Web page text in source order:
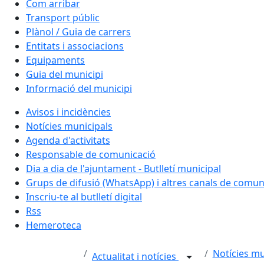
Com arribar
Transport públic
Plànol / Guia de carrers
Entitats i associacions
Equipaments
Guia del municipi
Informació del municipi
Avisos i incidències
Notícies municipals
Agenda d'activitats
Responsable de comunicació
Dia a dia de l'ajuntament - Butlletí municipal
Grups de difusió (WhatsApp) i altres canals de
Inscriu-te al butlletí digital
Rss
Hemeroteca
Actualitat i notícies Notícies